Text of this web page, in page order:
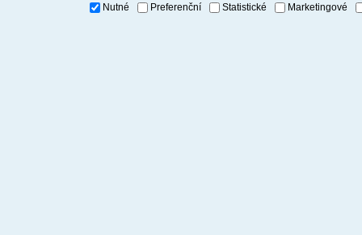
Nutné Preferenční Statistické Marketingové